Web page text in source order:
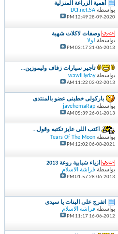
أهمية الزراعة المنزلية
بواسطةDCI.net.SA
28-09-2020
12:49 PM
وصفات لاكلات شهية
بواسطةلولا
21-06-2013
03:17 PM
تأجير سيارات زفاف وليموزين...
بواسطةwawlHyday
02-02-2013
11:22 AM
باركولى خطبنى عضو بالمنتدى
بواسطةjavehemaRap
26-01-2013
05:39 AM
اكتب اللى عايز تكتبه وقول...
بواسطةTears Of The Moon
06-08-2021
12:02 PM
أزياء شبابية روعة 2013
بواسطةفراشة الاسلام
28-06-2013
01:57 PM
اتفرج على البنات يا سيدى
بواسطةفراشة الاسلام
16-06-2012
11:17 PM